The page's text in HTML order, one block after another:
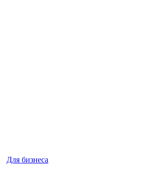
Для бизнеса